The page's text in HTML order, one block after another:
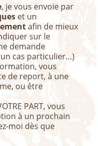
, je vous envoie par
et un
afin de mieux
sur le
demande
cas particulier…)
vous
de report, à une
ou être
PART, vous
à un prochain
moi dès que